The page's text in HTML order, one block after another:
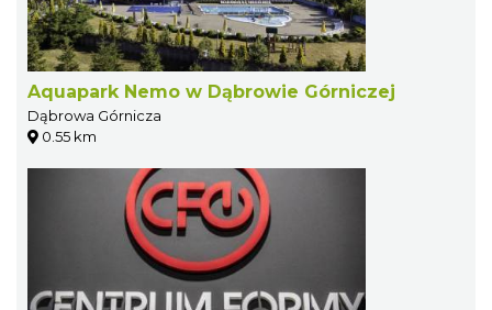
Aquapark Nemo w Dąbrowie Górniczej
Dąbrowa Górnicza
0.55 km